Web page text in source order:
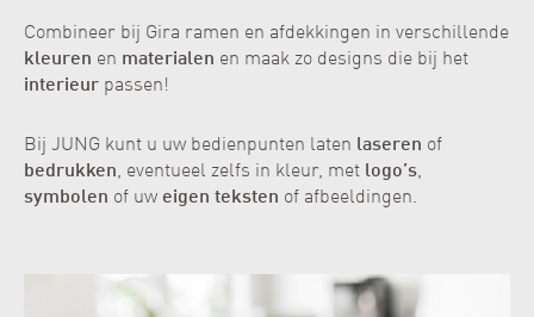
Combineer bij Gira ramen en afdekkingen in verschillende
kleuren en materialen en maak zo designs die bij het
interieur passen!
Bij JUNG kunt u uw bedienpunten laten laseren of
bedrukken, eventueel zelfs in kleur, met logo’s,
symbolen of uw eigen teksten of afbeeldingen.